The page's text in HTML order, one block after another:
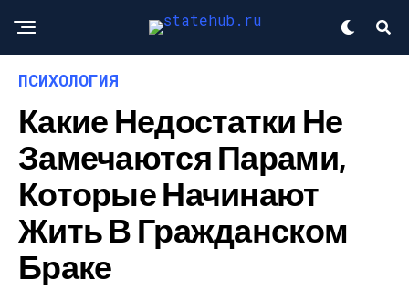
ПСИХОЛОГИЯ
Какие Недостатки Не
Замечаются Парами,
Которые Начинают
Жить В Гражданском
Браке